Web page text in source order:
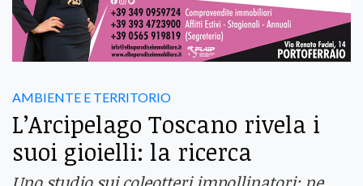
AMBIENTE E TERRITORIO
L’Arcipelago Toscano rivela i
suoi gioielli: la ricerca